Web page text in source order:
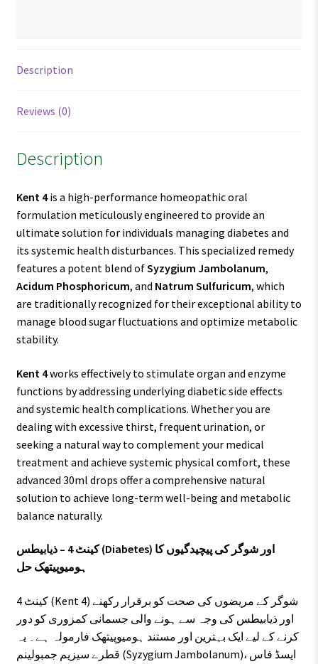
Description
Reviews (0)
Description
Kent 4is a high-performance homeopathic oral
formulation meticulously engineered to provide an
ultimate solution for individuals managing diabetes and
its systemic health disturbances. This specialized remedy
features a potent blend ofSyzygium Jambolanum,
Acidum Phosphoricum, and Natrum Sulfuricum, which
are traditionally recognized for their exceptional ability to
manage blood sugar fluctuations and optimize metabolic
stability.
Kent 4works effectively to stimulate organ and enzyme
functions by addressing underlying diabetic side effects
and systemic health complications. Whether you are
dealing with excessive thirst, frequent urination, or
seeking a natural way to complement your medical
treatment and achieve systemic physical comfort, these
advanced 30ml drops offer a comprehensive natural
solution to achieve long-term well-being and metabolic
balance naturally.
کینٹ 4 – ذیابیطس (Diabetes) اور شوگر کی پیچیدگیوں کا
ہومیوپیتھک حل
کینٹ 4 (Kent 4) شوگر کے مریضوں کی صحت کو برقرار رکھنے
اور ذیابیطس کی وجہ سے ہونے والی جسمانی کمزوری کو دور
کرنے کے لیے ایک بہترین اور مستند ہومیوپیتھک فارمولہ ہے۔ یہ
قطرے سیزیم جمبولینم (Syzygium Jambolanum)، ایسڈ فاس